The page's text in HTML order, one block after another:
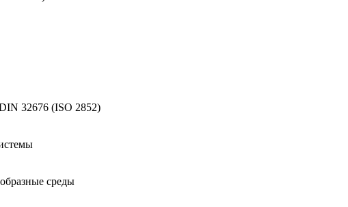
32676 (ISO 2852)
среды